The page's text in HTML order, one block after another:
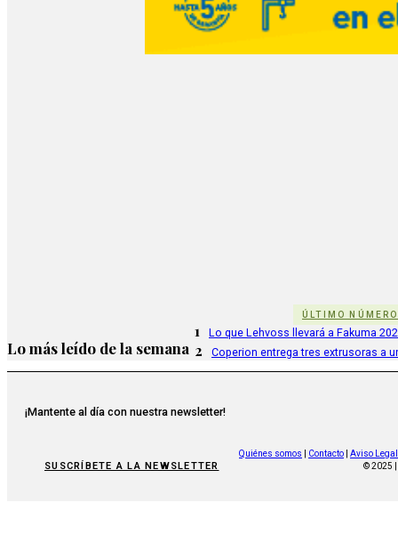
ÚLTIMO NÚMERO
Lo más leído de la semana
1 Lo que Lehvoss llevará a Fakuma
2 Coperion entrega tres extrusoras a
¡Mantente al día con nuestra newsletter!
SUSCRÍBETE A LA NEWSLETTER
Quiénes somos Contacto
Aviso Legal
© 2025